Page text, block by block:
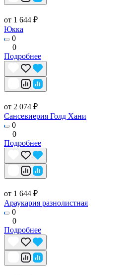
от 1 644 ₽
Юкка
0
0
Подробнее
от 2 074 ₽
Сансевиерия Голд Хани
0
0
Подробнее
от 1 644 ₽
Араукария разнолистная
0
0
Подробнее